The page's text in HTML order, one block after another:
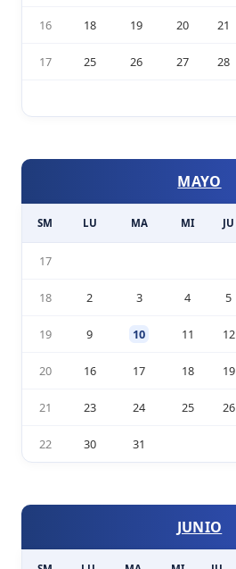
16 18 19 20 21
17 25 26 27 28
MAYO
SM LU MA MI JU
17
18 2 3 4 5
19 9 10 11 12
20 16 17 18 19
21 23 24 25 26
22 30 31
JUNIO